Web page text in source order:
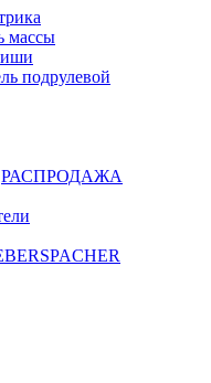
массы
подрулевой
РАСПРОДАЖА